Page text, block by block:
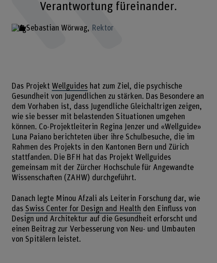
Verantwortung füreinander.
Sebastian Wörwag Rektor
Das Projekt Wellguideshat zum Ziel, die psychische
Gesundheit von Jugendlichen zu stärken. Das Besondere an
dem Vorhaben ist, dass Jugendliche Gleichaltrigen zeigen,
wie sie besser mit belastenden Situationen umgehen
können. Co-Projektleiterin Regina Jenzer und «Wellguide»
Luna Paiano berichteten über ihre Schulbesuche, die im
Rahmen des Projekts in den Kantonen Bern und Zürich
stattfanden. Die BFH hat das Projekt Wellguides
gemeinsam mit der Zürcher Hochschule für Angewandte
Wissenschaften (ZAHW) durchgeführt.
Danach legte Minou Afzali als Leiterin Forschung dar, wie
das Swiss Center for Design and Health den Einfluss von
Design und Architektur auf die Gesundheit erforscht und
einen Beitrag zur Verbesserung von Neu- und Umbauten
von Spitälern leistet.